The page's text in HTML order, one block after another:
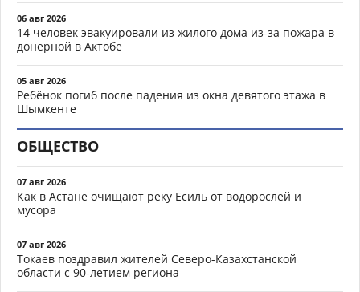
06 авг 2026
14 человек эвакуировали из жилого дома из-за пожара в
донерной в Актобе
05 авг 2026
Ребёнок погиб после падения из окна девятого этажа в
Шымкенте
ОБЩЕСТВО
07 авг 2026
Как в Астане очищают реку Есиль от водорослей и
мусора
07 авг 2026
Токаев поздравил жителей Северо-Казахстанской
области с 90-летием региона